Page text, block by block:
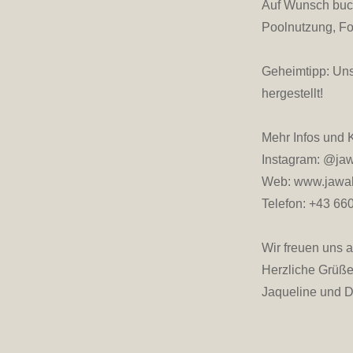
Auf Wunsch
Poolnutzung,
Geheimtipp:
hergestellt!
Mehr Infos und
Instagram:
Web:
Telefon: +43
Wir freuen uns
Herzliche Grüße
Jaqueline und